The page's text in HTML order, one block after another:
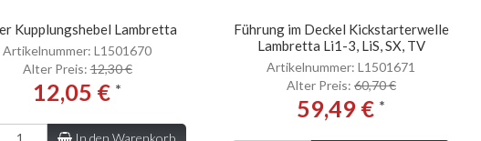
Kupplungshebel Lambretta
Artikelnummer: L1501670
Alter Preis:12,30 €
12,05 € *
In den Warenkorb
Führung im Deckel Kickstarterwelle
Lambretta Li1-3, LiS, SX, TV
Artikelnummer: L1501671
Alter Preis: 60,70 €
59,49 € *